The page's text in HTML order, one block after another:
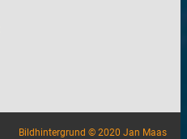
Bildhintergrund © 2020 Jan Maas